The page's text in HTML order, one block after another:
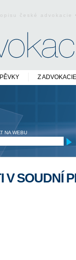
české
Z ADVOKACIE
NA WEBU
V SOUDNÍ